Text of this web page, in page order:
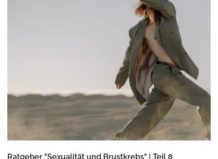
Ratgeber "Sexualität und Brustkrebs" | Teil 8